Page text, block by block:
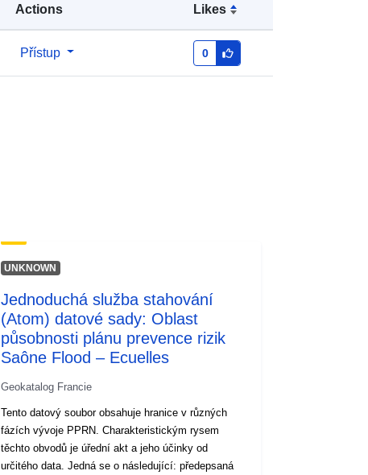
Actions Likes
Přístup 0
120066022-srv-0c03e577-ad61-
44c8-9115-a69bcd65ee83
UNKNOWN
Jednoduchá služba stahování
(Atom) datové sady: Oblast
působnosti plánu prevence rizik
Saône Flood – Ecuelles
Geokatalog Francie
Tento datový soubor obsahuje hranice v různých
fázích vývoje PPRN. Charakteristickým rysem
těchto obvodů je úřední akt a jeho účinky od
určitého data. Jedná se o následující: předepsaná